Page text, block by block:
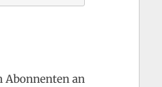
Abonnenten an